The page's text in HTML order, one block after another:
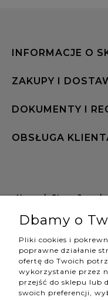
INFORMACJE O
ZAKUPY I
DOKUMENTY I
OBSŁUGA
Hannah Store
pokaż
Dbamy o
Pliki cookies i
poprawne działanie
ofertę do Twoich
wykorzystanie przez
przejść do sklepu lub
swoich preferencji,